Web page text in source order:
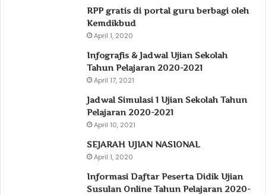
RPP gratis di portal guru berbagi oleh
Kemdikbud
April 1, 2020
Infografis & Jadwal Ujian Sekolah
Tahun Pelajaran 2020-2021
April 17, 2021
Jadwal Simulasi 1 Ujian Sekolah Tahun
Pelajaran 2020-2021
April 10, 2021
SEJARAH UJIAN NASIONAL
April 1, 2020
Informasi Daftar Peserta Didik Ujian
Susulan Online Tahun Pelajaran 2020-